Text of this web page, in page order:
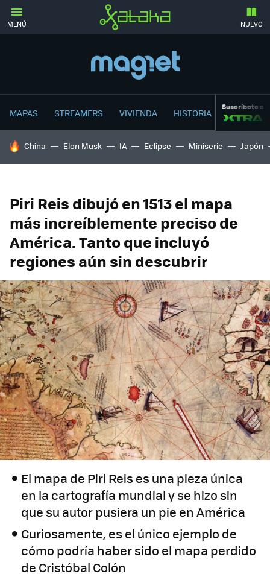
MENÚ NUEVO
MAPAS STREAMERS VIVIENDA HISTORIA Suscríbete a
HOY SE HABLA DE
China Elon Musk IA Eclipse Miniserie Japón
Piri Reis dibujó en 1513 el mapa
más increíblemente preciso de
América. Tanto que incluyó
regiones aún sin descubrir
El mapa de Piri Reis es una pieza única
en la cartografía mundial y se hizo sin
que su autor pusiera un pie en América
Curiosamente, es el único ejemplo de
cómo podría haber sido el mapa perdido
de Cristóbal Colón